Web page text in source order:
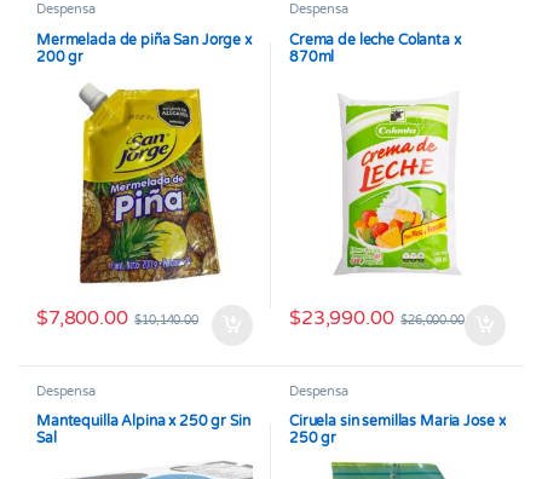
Despensa
Mermelada de piña San Jorge x
200 gr
$7,800.00 $10,140.00
Despensa
Crema de leche Colanta x
870ml
$23,990.00 $26,000.00
Despensa
Mantequilla Alpina x 250 gr Sin
Sal
Despensa
Ciruela sin semillas Maria Jose x
250 gr